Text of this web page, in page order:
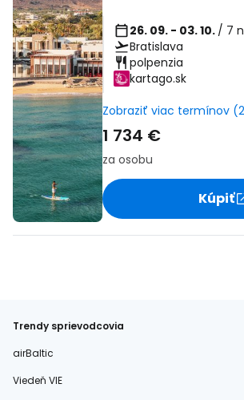
26. 09. - 03. 10. / 7
Bratislava
polpenzia
kartago.sk
Zobraziť viac termínov
1 734 €
za osobu
Kúpiť
Trendy sprievodcovia
airBaltic
Viedeň VIE